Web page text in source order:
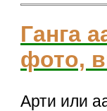
Ганга
фото,
Арти или